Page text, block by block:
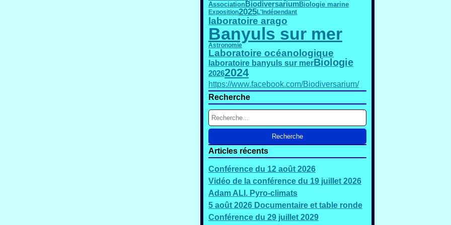
Association BiodiversariumBiologie marine
Exposition2025L'Indépendant
laboratoire arago
Banyuls sur mer
Astronomie
Laboratoire océanologique
laboratoire banyuls sur merBiologie
20262024
https://www.facebook.com/Biodiversarium/
Recherche
Articles récents
Conférence du 12 août 2026
Vidéo de la conférence du 19 juillet 2026
Adam ALI. Pyro-climats
5 août 2026 Documentaire et table ronde
Conférence du 29 juillet 2029